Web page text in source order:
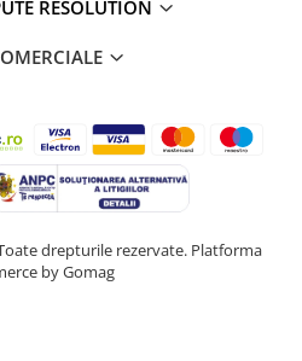
RESOLUTION
drepturile rezervate. Platforma
by Gomag